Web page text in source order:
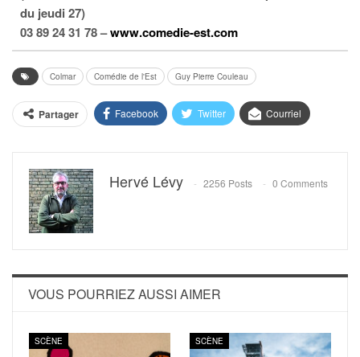
du jeudi 27)
03 89 24 31 78 –www.comedie-est.com
Colmar Comédie de l'Est Guy Pierre Couleau
Partager Facebook Twitter Courriel
Hervé Lévy 2256 Posts 0 Comments
VOUS POURRIEZ AUSSI AIMER
SCÈNE SCÈNE